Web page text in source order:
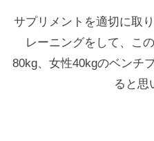
サプリメントを適切に取
レーニングをして、こ
80kg、女性40kgのベンチ
ると思